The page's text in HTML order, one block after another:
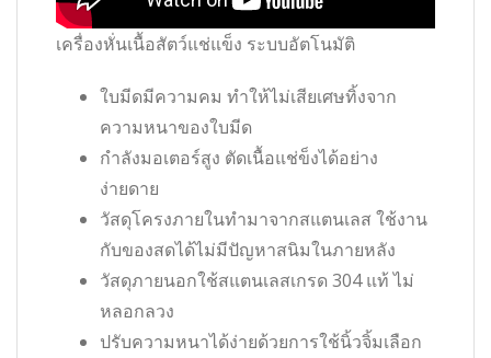
เครื่องหั่นเนื้อสัตว์แช่แข็ง ระบบอัตโนมัติ
ใบมีดมีความคม ทำให้ไม่เสียเศษทิ้งจาก
ความหนาของใบมีด
กำลังมอเตอร์สูง ตัดเนื้อแช่ข็งได้อย่าง
ง่ายดาย
วัสดุโครงภายในทำมาจากสแตนเลส ใช้งาน
กับของสดได้ไม่มีปัญหาสนิมในภายหลัง
วัสดุภายนอกใช้สแตนเลสเกรด 304 แท้ ไม่
หลอกลวง
ปรับความหนาได้ง่ายด้วยการใช้นิ้วจิ้มเลือก